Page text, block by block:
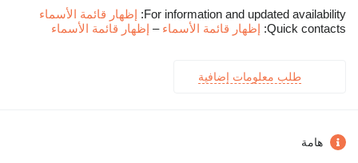
For information and updated availability: إظهار قائمة الأسماء
Quick contacts: إظهار قائمة الأسماء – إظهار قائمة الأسماء
طلب معلومات إضافية
هامة